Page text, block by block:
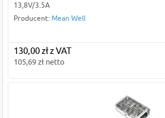
13,8V/3.5A
Producent: Mean Well
130,00 zł z VAT
105,69 zł netto